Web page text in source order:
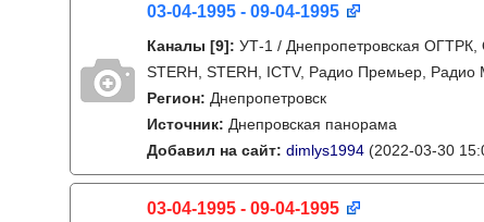
03-04-1995 - 09-04-1995
Каналы [9]: УТ-1 / Днепропетровская ОГТРК,
STERH, STERH, ICTV, Радио Премьер, Радио
Регион: Днепропетровск
Источник: Днепровская панорама
Добавил на сайт: dimlys1994 (2022-03-30
03-04-1995 - 09-04-1995